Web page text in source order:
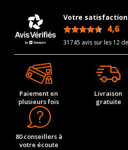
Votre
4,6
31745 avis sur les 12
Paiement en
plusieurs fois
Livraison
gratuite
80 conseillers à
votre écoute